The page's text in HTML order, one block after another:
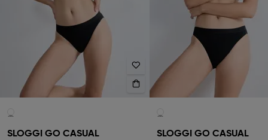
SLOGGI GO CASUAL
SLOGGI GO CASUAL